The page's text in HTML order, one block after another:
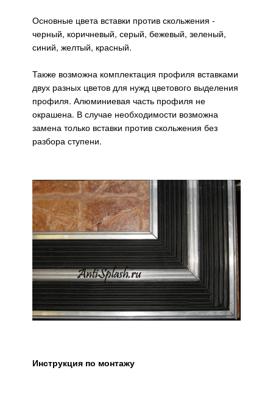
Основные цвета вставки против скольжения -
черный, коричневый, серый, бежевый, зеленый,
синий, желтый, красный.
Также возможна комплектация профиля вставками
двух разных цветов для нужд цветового выделения
профиля. Алюминиевая часть профиля не
окрашена. В случае необходимости возможна
замена только вставки против скольжения без
разбора ступени.
Инструкция по монтажу